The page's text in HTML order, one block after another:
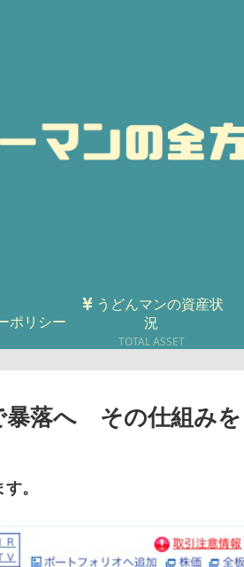
ポリシー
うどんマンの資産状
況
TOTAL ASSET
暴落へ その仕組みを
。